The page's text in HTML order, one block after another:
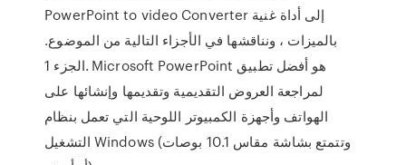
PowerPoint to video Converter إلى أداة غنية
بالميزات ، ونناقشها في الأجزاء التالية من الموضوع.
الجزء 1. Microsoft PowerPoint هو أفضل تطبيق
لمراجعة العروض التقديمية وتقديمها وإنشائها على
الهواتف وأجهزة الكمبيوتر اللوحية التي تعمل بنظام
التشغيل Windows (وتتمتع بشاشة مقاس 10.1 بوصات